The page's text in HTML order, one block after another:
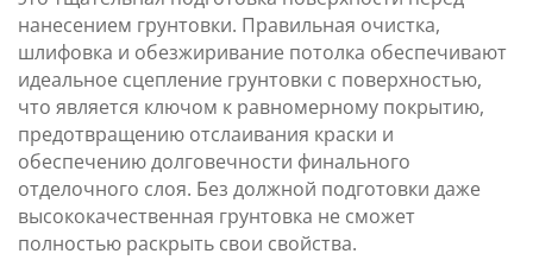
нанесением грунтовки. Правильная очистка,
шлифовка и обезжиривание потолка обеспечивают
идеальное сцепление грунтовки с поверхностью,
что является ключом к равномерному покрытию,
предотвращению отслаивания краски и
обеспечению долговечности финального
отделочного слоя. Без должной подготовки даже
высококачественная грунтовка не сможет
полностью раскрыть свои свойства.